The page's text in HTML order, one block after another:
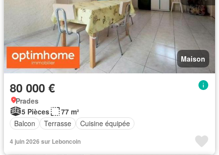
Maison
80 000 €
Prades
5 Pièces
77 m²
Balcon
Terrasse Cuisine équipée
4 juin 2026 sur Leboncoin